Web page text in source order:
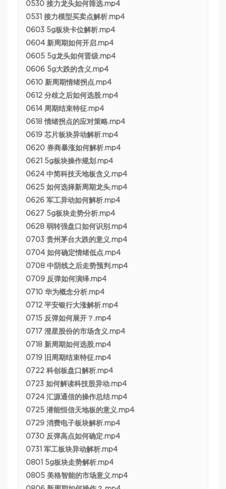
0530 接力龙头如何筛选.mp4
0531 接力模型买卖点解析.mp4
0603 5g板块卡位解析.mp4
0604 新周期如何开启.mp4
0605 5g龙头如何晋级.mp4
0606 5g大跌的含义.mp4
0610 新周期情绪拐点.mp4
0612 分歧之后如何选股.mp4
0614 周期结束特征.mp4
0618 情绪拐点的应对策略.mp4
0619 芯片板块异动解析.mp4
0620 券商暴涨如何解析.mp4
0621 5g板块操作规划.mp4
0624 中简科技天地板含义.mp4
0625 如何选择新周期龙头.mp4
0626 军工异动如何解析.mp4
0627 5g板块走势分析.mp4
0628 弱转强盘口如何识别.mp4
0703 贵州茅台大跌的意义.mp4
0704 如何确定情绪低点.mp4
0708 中阴线之后走势预判.mp4
0709 反弹如何演绎.mp4
0710 华为概念分析.mp4
0712 平安银行大涨解析.mp4
0715 反弹如何展开？.mp4
0717 澄星股份的市场含义.mp4
0718 新周期如何选股.mp4
0719 旧周期结束特征.mp4
0722 科创板盘口解析.mp4
0723 如何解读科技股异动.mp4
0724 汇源通信的操作总结.mp4
0725 潜能恒信天地板的意义.mp4
0729 消费电子板块解析.mp4
0730 反弹高点如何确定.mp4
0731 军工板块异动解析.mp4
0801 5g板块走势解析.mp4
0805 美格智能的市场意义.mp4